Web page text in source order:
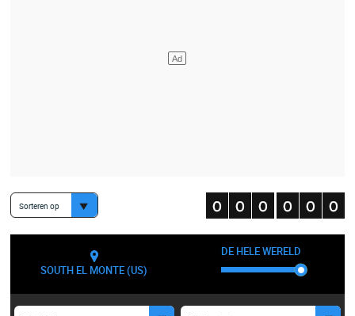
Sorteren op
SOUTH EL MONTE (US)
DE HELE WERELD